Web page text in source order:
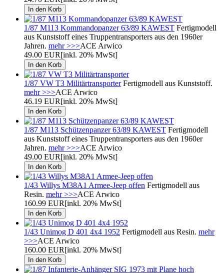
1/87 M113 Kommandopanzer 63/89 KAWEST Fertigmodell
aus Kunststoff eines Truppentransporters aus den 1960er
Jahren. mehr >>>ACE Arwico
49.00 EUR[inkl. 20% MwSt]
1/87 VW T3 MilitärtransporterFertigmodell aus Kunststoff.
mehr >>>ACE Arwico
46.19 EUR[inkl. 20% MwSt]
1/87 M113 Schützenpanzer 63/89 KAWEST Fertigmodell
aus Kunststoff eines Truppentransporters aus den 1960er
Jahren. mehr >>>ACE Arwico
49.00 EUR[inkl. 20% MwSt]
1/43 Willys M38A1 Armee-Jeep offen Fertigmodell aus
Resin. mehr >>>ACE Arwico
160.99 EUR[inkl. 20% MwSt]
1/43 Unimog D 401 4x4 1952 Fertigmodell aus Resin. mehr
>>>ACE Arwico
160.00 EUR[inkl. 20% MwSt]